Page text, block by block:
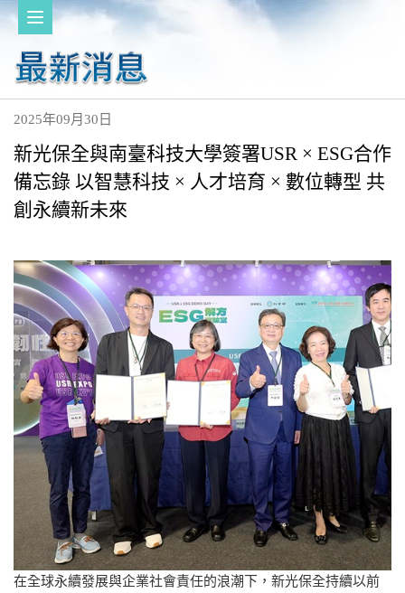
2025年09月30日
新光保全與南臺科技大學簽署USR × ESG合作
備忘錄 以智慧科技 × 人才培育 × 數位轉型 共
創永續新未來
在全球永續發展與企業社會責任的浪潮下，新光保全持續以前